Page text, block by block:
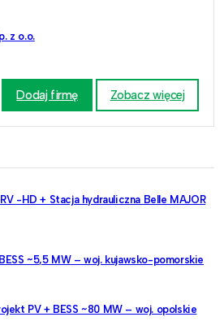
z o.o.
Dodaj firmę Zobacz więcej
-HD + Stacja hydrauliczna Belle MAJOR
~5,5 MW – woj. kujawsko-pomorskie
PV + BESS ~80 MW – woj. opolskie